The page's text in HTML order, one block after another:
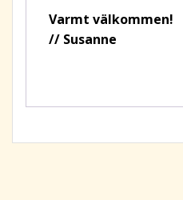
Varmt välkommen!
// Susanne